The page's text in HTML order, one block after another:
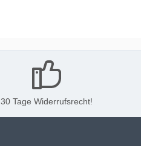
30 Tage Widerrufsrecht!